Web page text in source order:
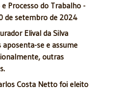
Processo do Trabalho -
de setembro de 2024
Elival da Silva
aposenta-se e assume
outras
Costa Netto foi eleito